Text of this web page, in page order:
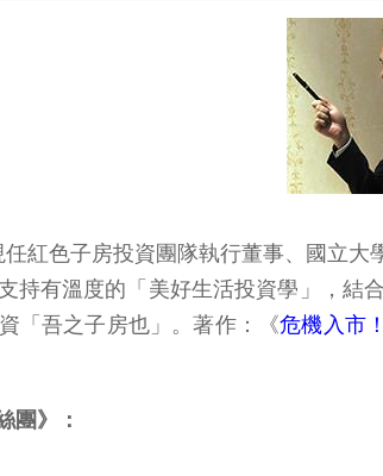
持有溫度的「美好生活投資學」，
「吾之子房也」。著作：《危機入市